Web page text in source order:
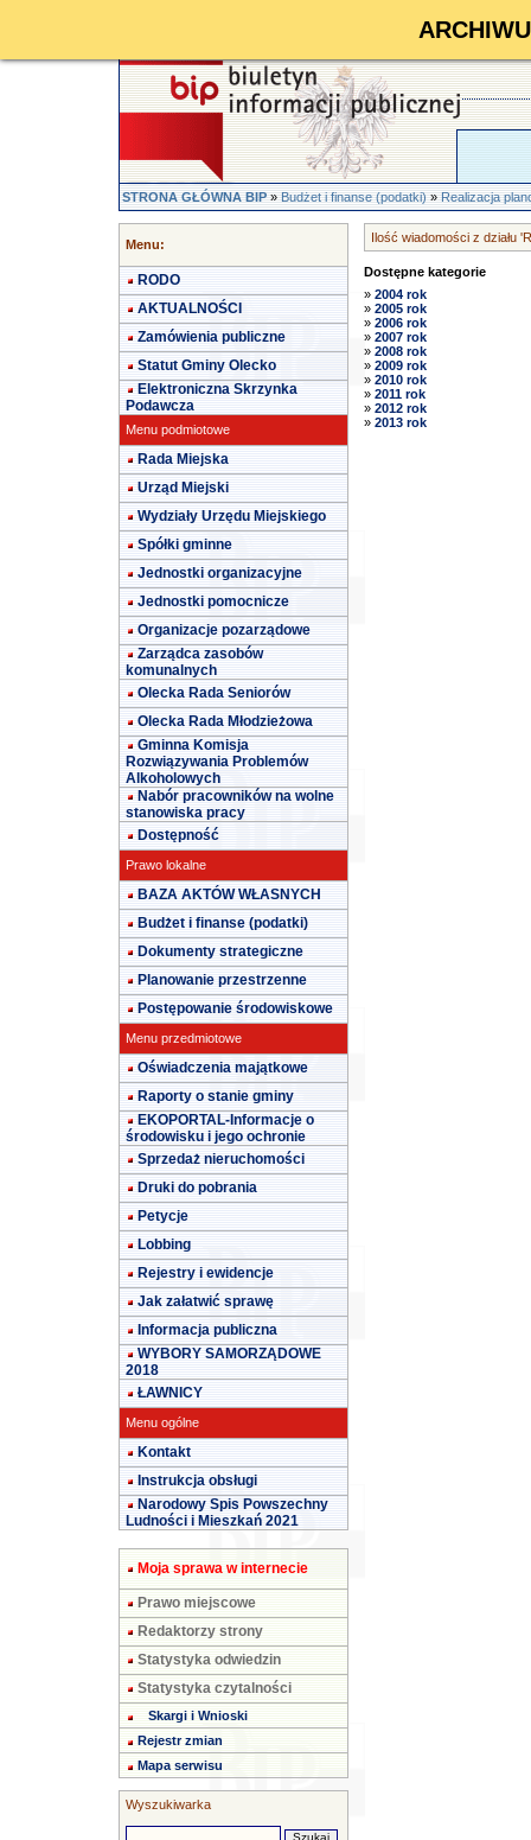
STRONA GŁÓWNA BIP»Budżet i finanse (podatki)»Realizacja
Menu:
RODO
AKTUALNOŚCI
Zamówienia publiczne
Statut Gminy Olecko
Elektroniczna Skrzynka
Podawcza
Menu podmiotowe
Rada Miejska
Urząd Miejski
Wydziały Urzędu Miejskiego
Spółki gminne
Jednostki organizacyjne
Jednostki pomocnicze
Organizacje pozarządowe
Zarządca zasobów
komunalnych
Olecka Rada Seniorów
Olecka Rada Młodzieżowa
Gminna Komisja
Rozwiązywania Problemów
Alkoholowych
Nabór pracowników na wolne
stanowiska pracy
Dostępność
Prawo lokalne
BAZA AKTÓW WŁASNYCH
Budżet i finanse (podatki)
Dokumenty strategiczne
Planowanie przestrzenne
Postępowanie środowiskowe
Menu przedmiotowe
Oświadczenia majątkowe
Raporty o stanie gminy
EKOPORTAL-Informacje o
środowisku i jego ochronie
Sprzedaż nieruchomości
Druki do pobrania
Petycje
Lobbing
Rejestry i ewidencje
Jak załatwić sprawę
Informacja publiczna
WYBORY SAMORZĄDOWE
2018
ŁAWNICY
Menu ogólne
Kontakt
Instrukcja obsługi
Narodowy Spis Powszechny
Ludności i Mieszkań 2021
Moja sprawa w internecie
Prawo miejscowe
Redaktorzy strony
Statystyka odwiedzin
Statystyka czytalności
Skargi i Wnioski
Rejestr zmian
Mapa serwisu
Wyszukiwarka
Ilość wiadomości z działu
Dostępne kategorie
» 2004 rok
» 2005 rok
» 2006 rok
» 2007 rok
» 2008 rok
» 2009 rok
» 2010 rok
» 2011 rok
» 2012 rok
» 2013 rok